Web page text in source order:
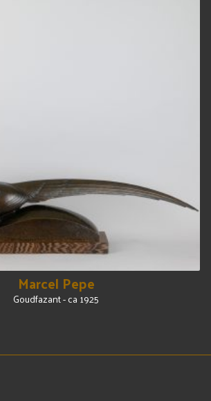
Marcel Pepe
Goudfazant - ca 1925